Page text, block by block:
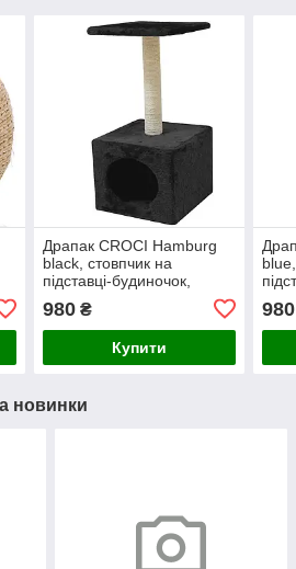
Драпак CROCI Hamburg
black, стовпчик на
підставці-будиночок,
980₴
Купити
980
новинки